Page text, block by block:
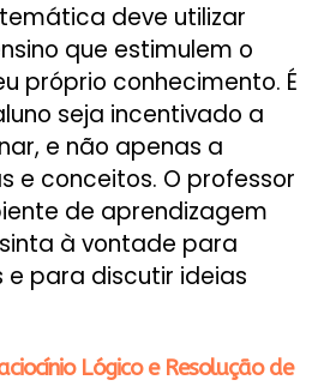
deve utilizar
que estimulem o
próprio conhecimento. É
seja incentivado a
e não apenas a
e conceitos. O professor
de aprendizagem
à vontade para
e para discutir ideias
Lógico e Resolução de